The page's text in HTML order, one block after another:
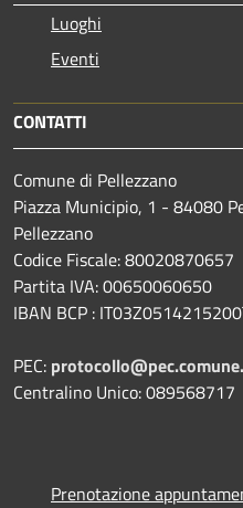
Luoghi
Eventi
CONTATTI
Comune di Pellezzano
Piazza Municipio, 1 - 84080
Pellezzano
Codice Fiscale: 80020870657
Partita IVA: 00650060650
IBAN BCP :
PEC:
Centralino Unico: 089568717
Prenotazione